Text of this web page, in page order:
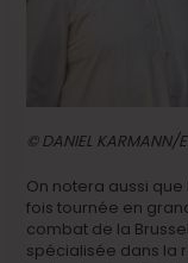
© DANIEL
On notera aussi
fois tournée en
combat de la
spécialisée dans la